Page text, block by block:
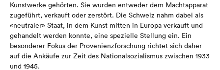
Kunstwerke gehörten. Sie wurden entweder dem Machtapparat
zugeführt, verkauft oder zerstört. Die Schweiz nahm dabei als
«neutraler» Staat, in dem Kunst mitten in Europa verkauft und
gehandelt werden konnte, eine spezielle Stellung ein. Ein
besonderer Fokus der Provenienzforschung richtet sich daher
auf die Ankäufe zur Zeit des Nationalsozialismus zwischen 1933
und 1945.